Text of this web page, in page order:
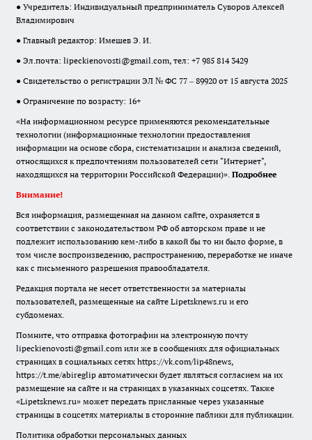
● Учредитель: Индивидуальный предприниматель Суворов Алексей
Владимирович
● Главный редактор: Имешев Э. И.
● Эл.почта: lipeckienovosti@gmail.com, тел: +7 985 814 3429
● Свидетельство о регистрации ЭЛ № ФС 77 – 89920 от 15 августа 2025
● Ограничение по возрасту: 16+
«На информационном ресурсе применяются рекомендательные
технологии (информационные технологии предоставления
информации на основе сбора, систематизации и анализа сведений,
относящихся к предпочтениям пользователей сети "Интернет",
находящихся на территории Российской Федерации)». Подробнее
Внимание!
Вся информация, размещенная на данном сайте, охраняется в
соответствии с законодательством РФ об авторском праве и не
подлежит использованию кем-либо в какой бы то ни было форме, в
том числе воспроизведению, распространению, переработке не иначе
как с письменного разрешения правообладателя.
Редакция портала не несет ответственности за материалы
пользователей, размещенные на сайте Lipetsknews.ru и его
субдоменах.
Помните, что отправка фотографии на электронную почту
lipeckienovosti@gmail.com или же в сообщениях для официальных
страницах в социальных сетях https://vk.com/lip48news,
https://t.me/abireglip автоматически будет являться согласием на их
размещение на сайте и на страницах в указанных соцсетях. Также
«Lipetsknews.ru» может передать присланные через указанные
страницы в соцсетях материалы в сторонние паблики для публикации.
Политика обработки персональных данных